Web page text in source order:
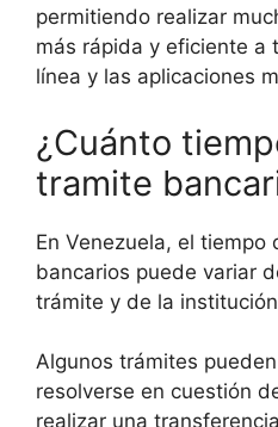
permitiendo realizar
más rápida y eficiente a
línea y las aplicaciones
¿Cuánto
tramite
En Venezuela, el
bancarios puede variar
trámite y de la
Algunos trámites
resolverse en cuestión
realizar una